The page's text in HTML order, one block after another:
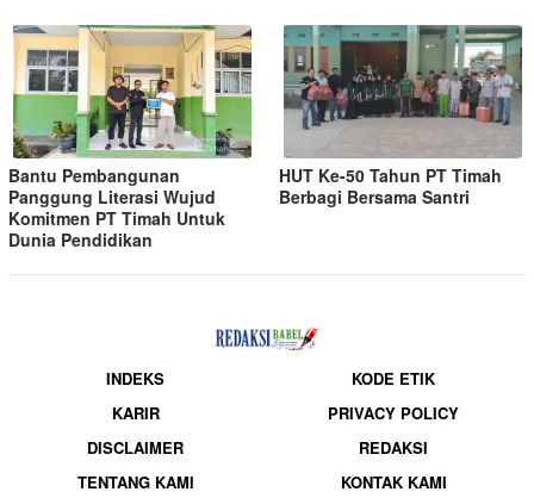
Bantu Pembangunan
Panggung Literasi Wujud
Komitmen PT Timah Untuk
Dunia Pendidikan
HUT Ke-50 Tahun PT Timah
Berbagi Bersama Santri
INDEKS
KODE ETIK
KARIR
PRIVACY POLICY
DISCLAIMER
REDAKSI
TENTANG KAMI
KONTAK KAMI